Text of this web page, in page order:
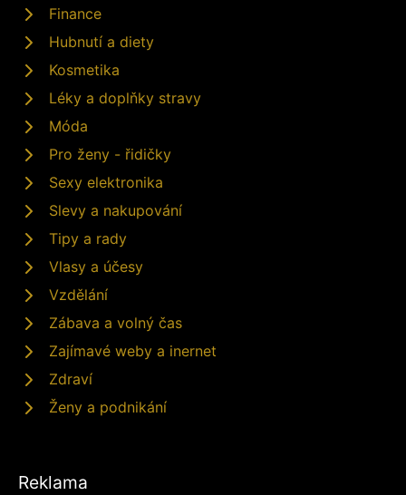
Finance
Hubnutí a diety
Kosmetika
Léky a doplňky stravy
Móda
Pro ženy - řidičky
Sexy elektronika
Slevy a nakupování
Tipy a rady
Vlasy a účesy
Vzdělání
Zábava a volný čas
Zajímavé weby a inernet
Zdraví
Ženy a podnikání
Reklama